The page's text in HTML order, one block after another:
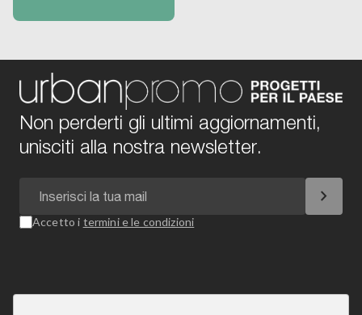
Non perderti gli ultimi aggiornamenti,
unisciti alla nostra newsletter.
chevron_right
Accetto i termini e le condizioni